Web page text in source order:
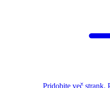
Pridobite več strank.